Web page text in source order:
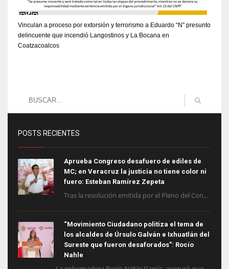
Vinculan a proceso por extorsión y terrorismo a Eduardo “N” presunto
delincuente que incendió Langostinos y La Bocana en
Coatzacoalcos
POSTS RECIENTES
Aprueba Congreso desafuero de ediles de
MC; en Veracruz la justicia no tiene color ni
fuero: Esteban Ramírez Zepeta
Tras la resolución emitida por el Pleno del Con...
“Movimiento Ciudadano politiza el tema de
los alcaldes de Úrsulo Galván e Ixhuatlán del
Sureste que fueron desaforados”: Rocío
Nahle